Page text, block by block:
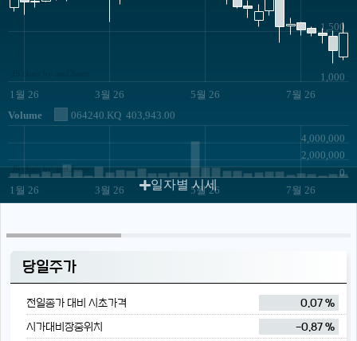
1월 26 3월 26 5월 26 7월 26
1,000
1,500
Volume 064240.KQ 403,943.00
1월 26 3월 26 5월 26 7월 26
0
2,000,000
4,000,000
JS chart by amCharts
일자별 시세
당일주가
전일종가 대비 시초가격
0.07 %
시가대비장중위치
-0.87 %